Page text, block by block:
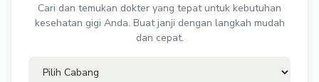
Cari dan temukan dokter yang tepat untuk kebutuhan
kesehatan gigi Anda. Buat janji dengan langkah mudah
dan cepat.